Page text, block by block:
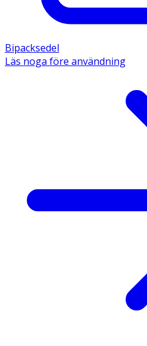
Bipacksedel
Läs noga före användning